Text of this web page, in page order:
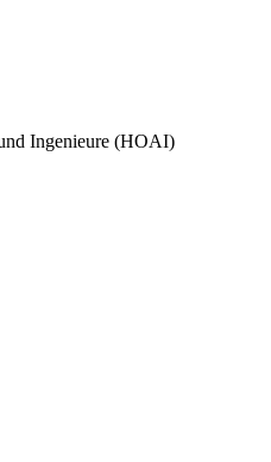
Ingenieure (HOAI)